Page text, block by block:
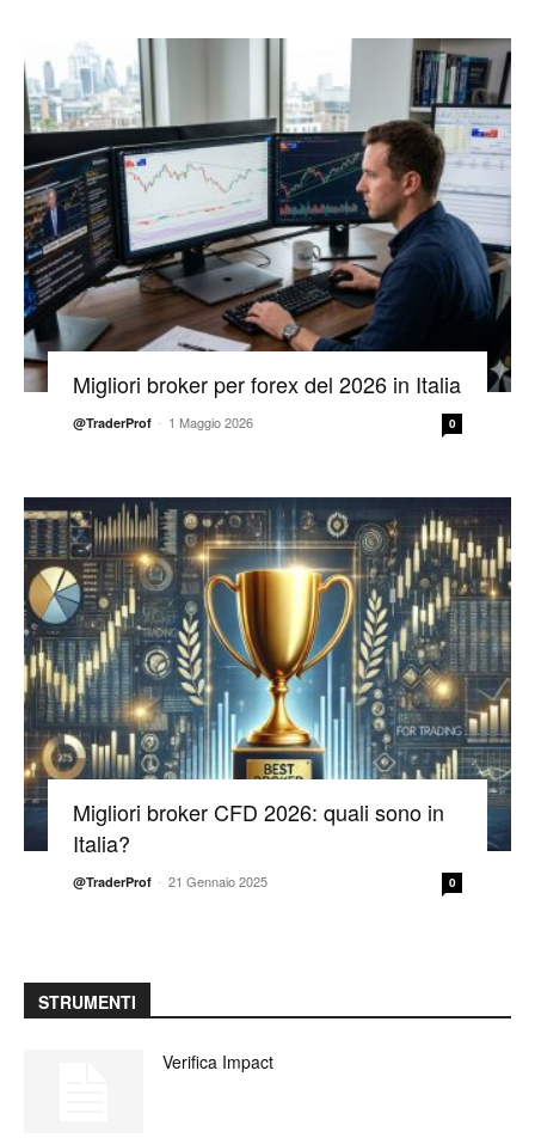
Migliori broker per forex del 2026 in Italia
@TraderProf - 1 Maggio 2026 0
Migliori broker CFD 2026: quali sono in
Italia?
@TraderProf - 21 Gennaio 2025 0
STRUMENTI
Verifica Impact